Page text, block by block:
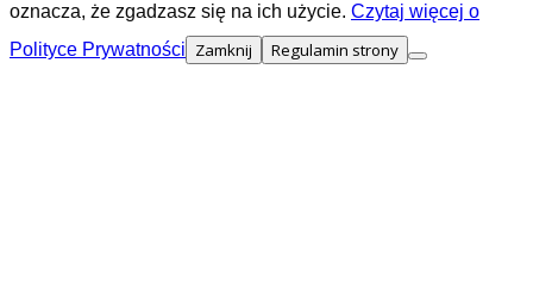
oznacza, że zgadzasz się na ich użycie. Czytaj więcej o
Polityce Prywatności Zamknij Regulamin strony